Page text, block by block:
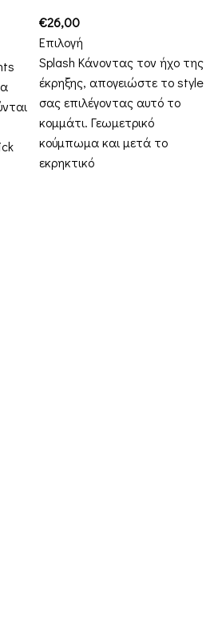
€26,00
Επιλογή
Splash Κάνοντας τον ήχο της
έκρηξης, απογειώστε το style
σας επιλέγοντας αυτό το
κομμάτι. Γεωμετρικό
κούμπωμα και μετά το
εκρηκτικό